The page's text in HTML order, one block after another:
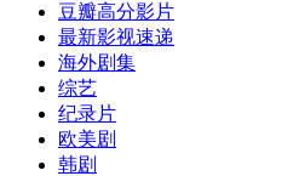
豆瓣高分影片
最新影视速递
海外剧集
综艺
纪录片
欧美剧
韩剧